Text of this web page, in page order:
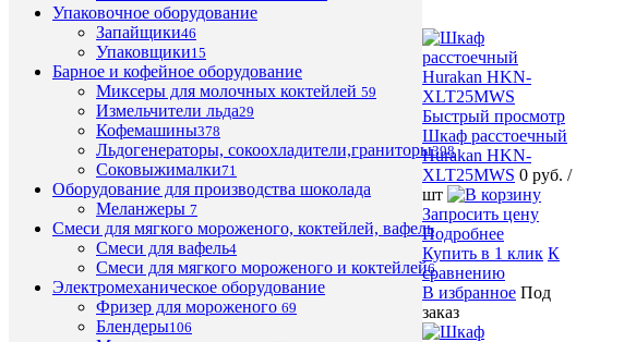
Упаковочное оборудование
Запайщики46
Упаковщики15
Барное и кофейное оборудование
Миксеры для молочных коктейлей 59
Измельчители льда29
Кофемашины378
Льдогенераторы, сокоохладители,граниторы398
Соковыжималки71
Оборудование для производства шоколада
Меланжеры 7
Смеси для мягкого мороженого, коктейлей, вафель
Смеси для вафель4
Смеси для мягкого мороженого и коктейлей6
Электромеханическое оборудование
Фризер для мороженого 69
Блендеры106
Быстрый просмотр
Шкаф расстоечный
Hurakan HKN-
XLT25MWS 0 руб. /
шт
Запросить цену
Подробнее
Купить в 1 клик К
сравнению
В избранное Под
заказ